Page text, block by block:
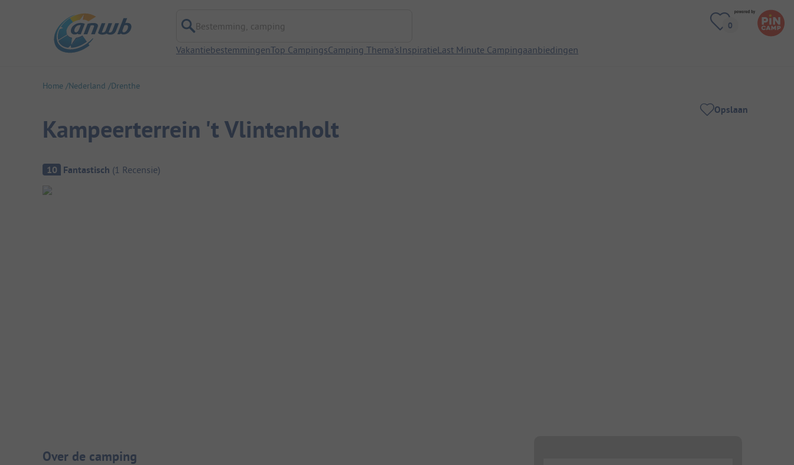
Bestemming, camping
VakantiebestemmingenTop CampingsCamping Thema'sInspiratieLast Minute Campingaanbiedingen
Home Nederland Drenthe
Kampeerterrein 't Vlintenholt
Opslaan
Camping overzicht
10 Fantastisch (1 Recensie)
Camping introductie
Over de camping